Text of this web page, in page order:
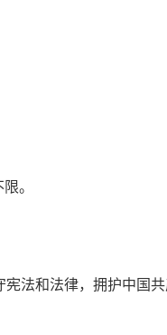
。
法和法律，拥护中国